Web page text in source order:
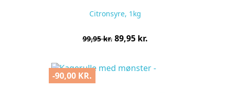
Citronsyre, 1kg
Normalpris
99,95 kr. Pris
89,95 kr.
-90,00 KR.